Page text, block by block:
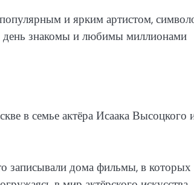
и ярким артистом,
день знакомы и любимы миллионами
в семье актёра Исаака Высоцкого
записывали дома фильмы, в которых